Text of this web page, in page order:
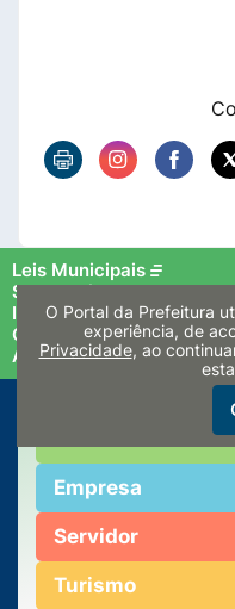
Leis Municipais
Secretarias
Imprensa
Consultas
Autarquias e Conselhos
Empresa
Servidor
Turismo
O Portal da Prefeitura
experiência, de
Privacidade, ao